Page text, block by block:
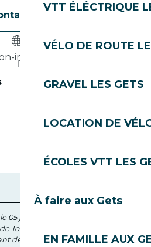
VTT ÉLÉCTRIQUE
VÉLO DE ROUTE
GRAVEL LES GETS
LOCATION DE
ÉCOLES VTT LES
À faire aux Gets
EN FAMILLE AUX
nous
immobilier.com
05 juin 2026 à 14:17
Tourisme des Gets
de l'offre :75124)